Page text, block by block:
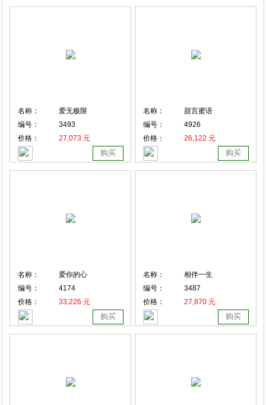
名称：
爱无极限
编号：
3493
价格：
27,073 元
购买
名称：
甜言蜜语
编号：
4926
价格：
26,122 元
购买
名称：
爱你的心
编号：
4174
价格：
33,226 元
购买
名称：
相伴一生
编号：
3487
价格：
27,870 元
购买